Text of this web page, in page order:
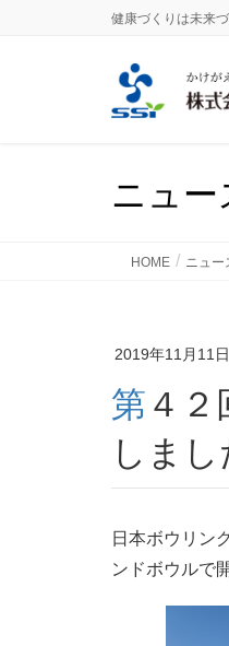
健康づくりは未来
ニュー
HOME ニュー
2019年11月11日
第４２回ジャパンオープンボウリングに協賛いた
しまし
日本ボウリン
ンドボウルで